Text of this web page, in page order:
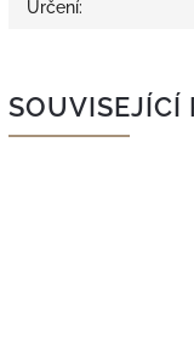
Určení:
SOUVISEJÍCÍ